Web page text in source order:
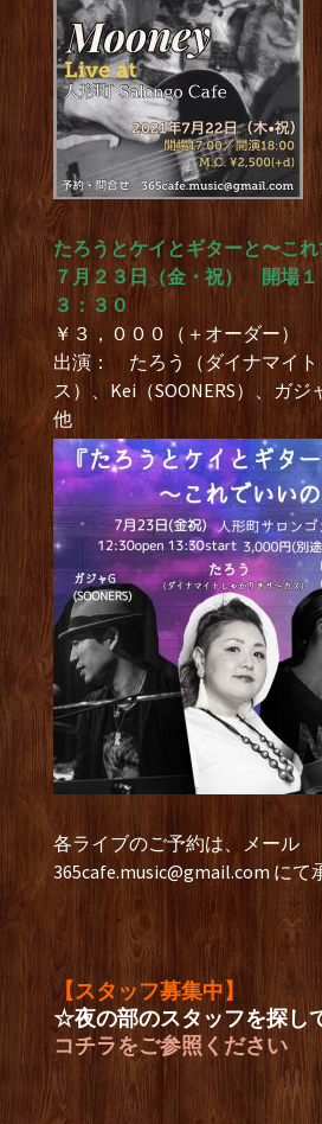
たろうとケイとギターと〜こ
７月２３日（金・祝） 開場
３：３０
￥３，０００（＋オーダー）
出演： たろう（ダイナマイト
ス）、Kei（SOONERS）、ガジ
他
各ライブのご予約は、メール
365cafe.music@gmail.comにて
【スタッフ募集中】
☆夜の部のスタッフを探し
コチラをご参照ください